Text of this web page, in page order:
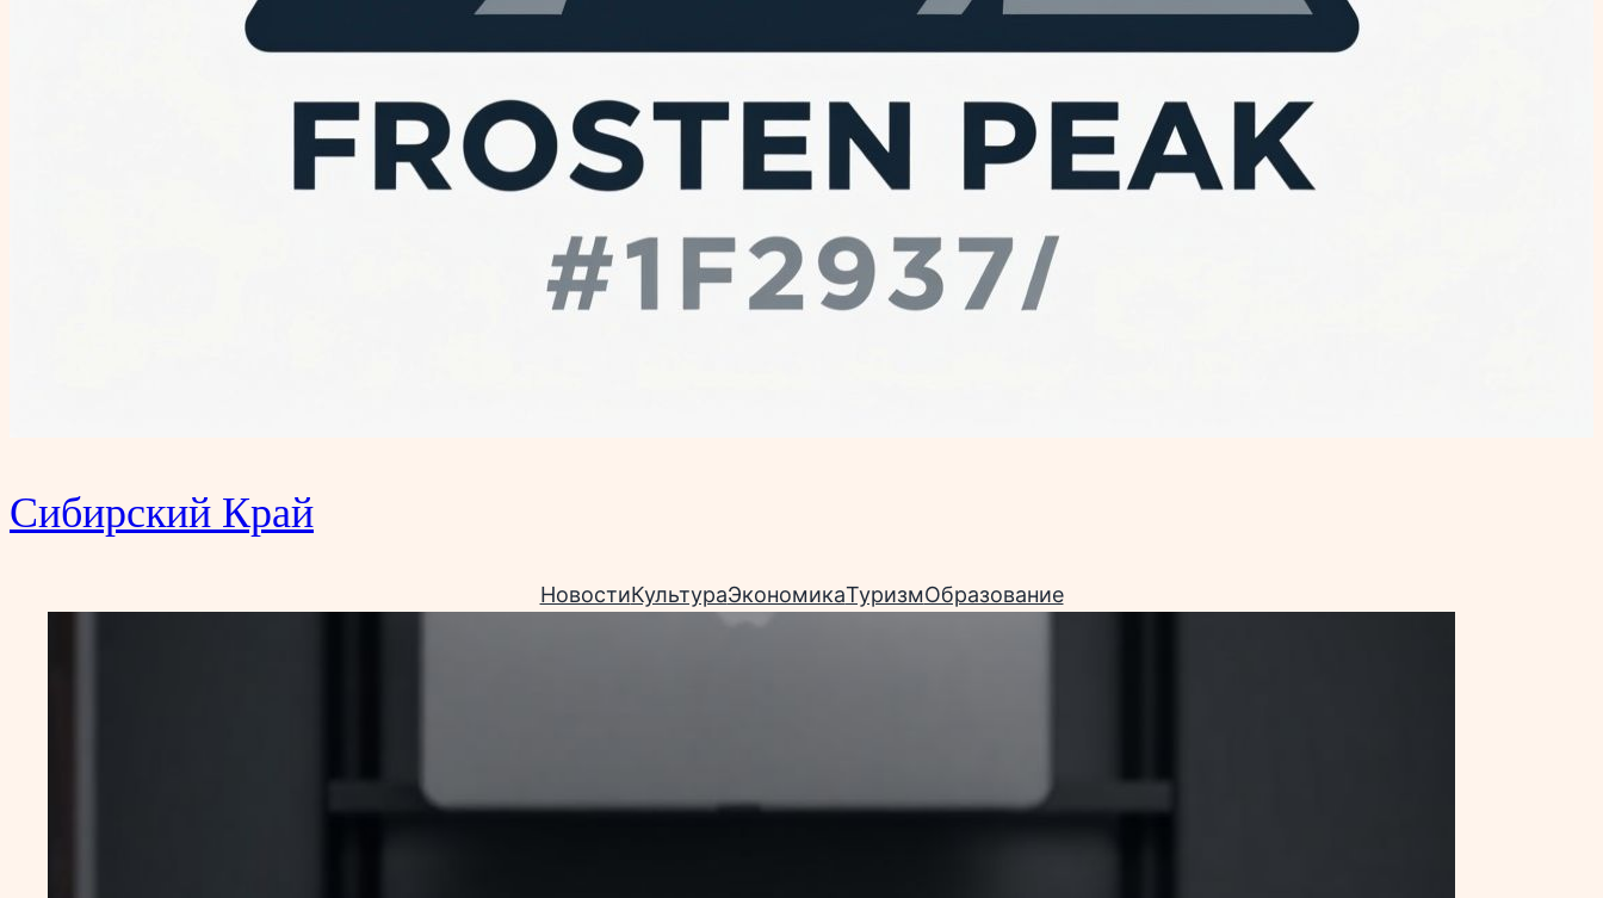
Сибирский Край
НовостиКультураЭкономикаТуризмОбразование